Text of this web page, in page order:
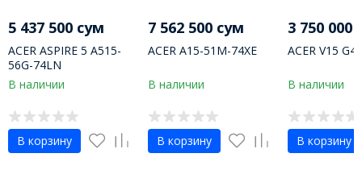
5 437 500 сум
ACER ASPIRE 5 A515-
56G-74LN
В наличии
В корзину
7 562 500 сум
ACER A15-51M-74XE
В наличии
В корзину
3 750 000
ACER V15 G4
В наличии
В корзину